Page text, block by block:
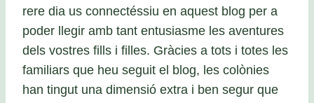
rere dia us connectéssiu en aquest blog per a
poder llegir amb tant entusiasme les aventures
dels vostres fills i filles. Gràcies a tots i totes les
familiars que heu seguit el blog, les colònies
han tingut una dimensió extra i ben segur que